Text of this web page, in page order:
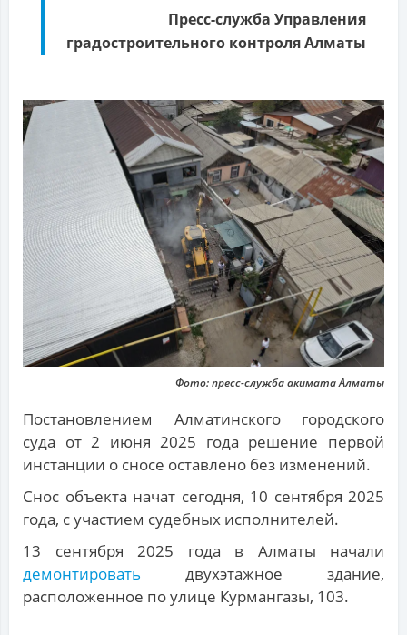
Пресс-служба Управления
градостроительного контроля Алматы
Фото: пресс-служба акимата Алматы
Постановлением Алматинского городского
суда от 2 июня 2025 года решение первой
инстанции о сносе оставлено без изменений.
Снос объекта начат сегодня, 10 сентября 2025
года, с участием судебных исполнителей.
13 сентября 2025 года в Алматы начали
демонтировать двухэтажное здание,
расположенное по улице Курмангазы, 103.